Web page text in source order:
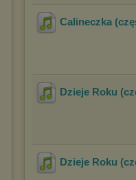
Calineczka
Dzieje Roku
Dzieje Roku